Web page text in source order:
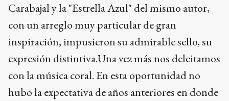
Carabajal y la "Estrella Azul" del mismo autor,
con un arreglo muy particular de gran
inspiración, impusieron su admirable sello, su
expresión distintiva.Una vez más nos deleitamos
con la música coral. En esta oportunidad no
hubo la expectativa de años anteriores en donde